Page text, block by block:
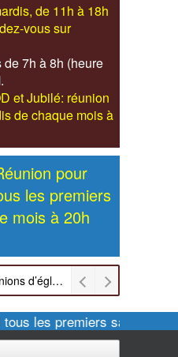
de 11h à 18h
vous sur
7h à 8h (heure
et Jubilé: réunion
de chaque mois à
pour
les premiers
mois à 20h
Actuellement nos réunions d’église sont retransmises sur ZOOM les dimanches à 11h et vendredis à 20h00
tous les premiers samedis